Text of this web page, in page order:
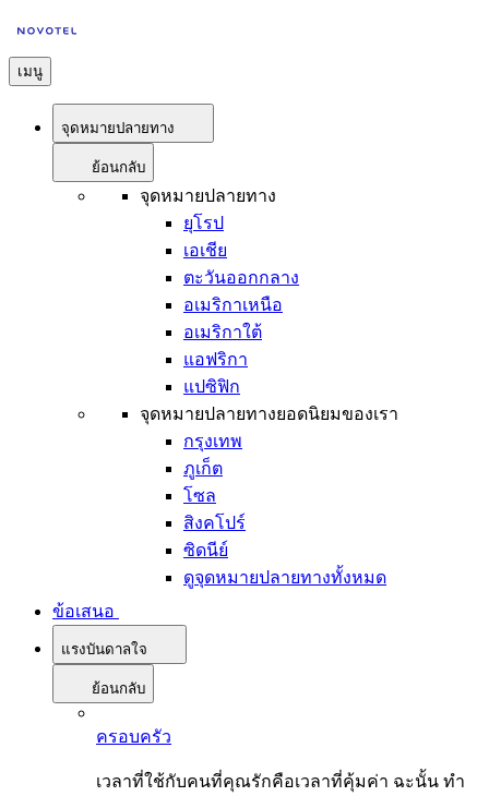
เมนู
จุดหมายปลายทาง
ย้อนกลับ
จุดหมายปลายทาง
ยุโรป
เอเชีย
ตะวันออกกลาง
อเมริกาเหนือ
อเมริกาใต้
แอฟริกา
แปซิฟิก
จุดหมายปลายทางยอดนิยมของเรา
กรุงเทพ
ภูเก็ต
โซล
สิงคโปร์
ซิดนีย์
ดูจุดหมายปลายทางทั้งหมด
ข้อเสนอ
แรงบันดาลใจ
ย้อนกลับ
ครอบครัว
เวลาที่ใช้กับคนที่คุณรักคือเวลาที่คุ้มค่า ฉะนั้น ทำ